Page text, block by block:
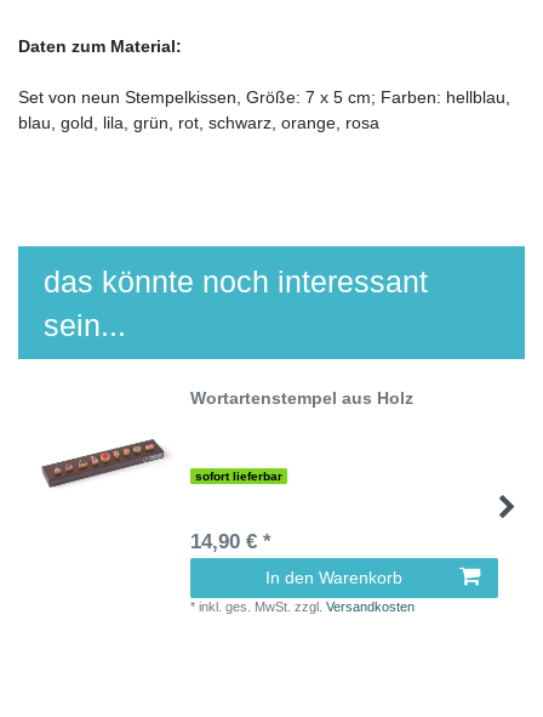
Daten zum Material:
Set von neun Stempelkissen, Größe: 7 x 5 cm; Farben: hellblau,
blau, gold, lila, grün, rot, schwarz, orange, rosa
das könnte noch interessant
sein...
Wortartenstempel aus Holz
sofort lieferbar
14,90 € *
In den Warenkorb
*inkl. ges. MwSt. zzgl.Versandkosten